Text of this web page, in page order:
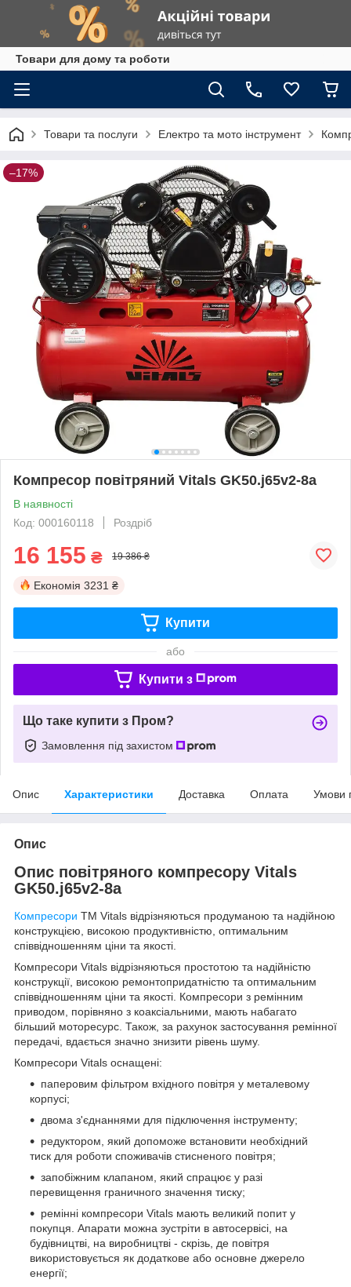
Товари для дому та роботи
Товари та послуги Електро та мото інструмент
–17%
Компресор повітряний Vitals GK50.j65v2-8a
В наявності
Код: 000160118
Роздріб
16 155 ₴ 19 386 ₴
Економія 3231 ₴
Купити
або
Купити з
Що таке купити з Пром?
Замовлення під захистом
Опис Характеристики Доставка Оплата Умови
Опис
Опис повітряного компресору Vitals
GK50.j65v2-8a
Компресори ТМ Vitals відрізняються продуманою та надійною
конструкцією, високою продуктивністю, оптимальним
співвідношенням ціни та якості.
Компресори Vitals відрізняються простотою та надійністю
конструкції, високою ремонтопридатністю та оптимальним
співвідношенням ціни та якості. Компресори з ремінним
приводом, порівняно з коаксіальними, мають набагато
більший моторесурс. Також, за рахунок застосування ремінної
передачі, вдається значно знизити рівень шуму.
Компресори Vitals оснащені:
паперовим фільтром вхідного повітря у металевому
корпусі;
двома з'єднаннями для підключення інструменту;
редуктором, який допоможе встановити необхідний
тиск для роботи споживачів стисненого повітря;
запобіжним клапаном, який спрацює у разі
перевищення граничного значення тиску;
ремінні компресори Vitals мають великий попит у
покупця. Апарати можна зустріти в автосервісі, на
будівництві, на виробництві - скрізь, де повітря
використовується як додаткове або основне джерело
енергії;